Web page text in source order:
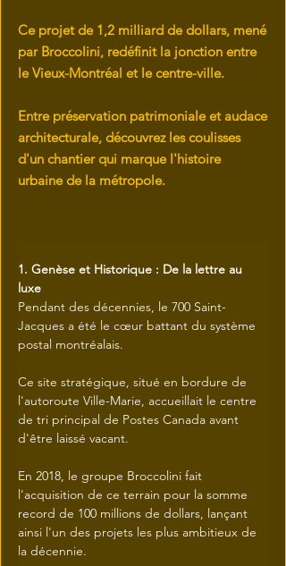
Ce projet de 1,2 milliard de dollars, mené
par Broccolini, redéfinit la jonction entre
le Vieux-Montréal et le centre-ville.
Entre préservation patrimoniale et audace
architecturale, découvrez les coulisses
d'un chantier qui marque l'histoire
urbaine de la métropole.
1. Genèse et Historique : De la lettre au
luxe
Pendant des décennies, le 700 Saint-
Jacques a été le cœur battant du système
postal montréalais.
Ce site stratégique, situé en bordure de
l'autoroute Ville-Marie, accueillait le centre
de tri principal de Postes Canada avant
d'être laissé vacant.
En 2018, le groupe Broccolini fait
l'acquisition de ce terrain pour la somme
record de 100 millions de dollars, lançant
ainsi l'un des projets les plus ambitieux de
la décennie.